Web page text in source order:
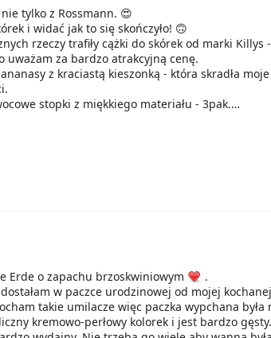
tylko z Rossmann. 😍
i widać jak to się skończyło! 🙃
rzeczy trafiły cążki do skórek od marki Killys -
uważam za bardzo atrakcyjną cenę.
z kraciastą kieszonką - która skradła
stopki z miękkiego materiału - 3pak.
rzeczy - żele pod prysznic Isana - Summer
o cudnych zapachach.
kąpieli Isana o brzoskwiniowym zapachu.
- jestem bardzo ciekawa tej marki, a akurat
marki - także super.
Erde o zapachu brzoskwiniowym
.
w paczce urodzinowej od mojej kochanej
takie umilacze więc paczka wypchana była
kremowo-perłowy kolorek i jest bardzo